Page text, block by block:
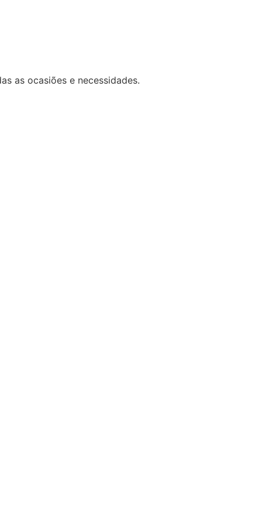
as ocasiões e necessidades.